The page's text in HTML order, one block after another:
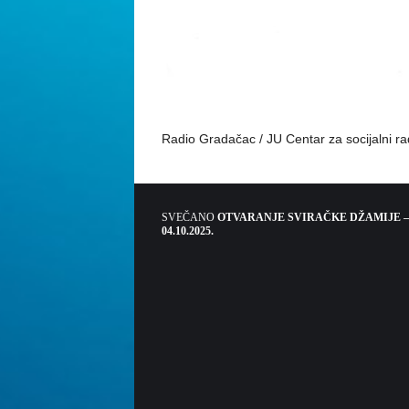
Radio Gradačac / JU Centar za socijalni
SVEČANO OTVARANJE SVIRAČKE DŽAMIJE –
04.10.2025.